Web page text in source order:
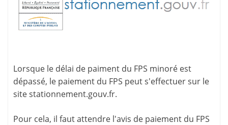
Lorsque le délai de paiment du FPS minoré est
dépassé, le paiement du FPS peut s'effectuer sur le
sitestationnement.gouv.fr.
Pour cela, il faut attendre l'avis de paiement du FPS